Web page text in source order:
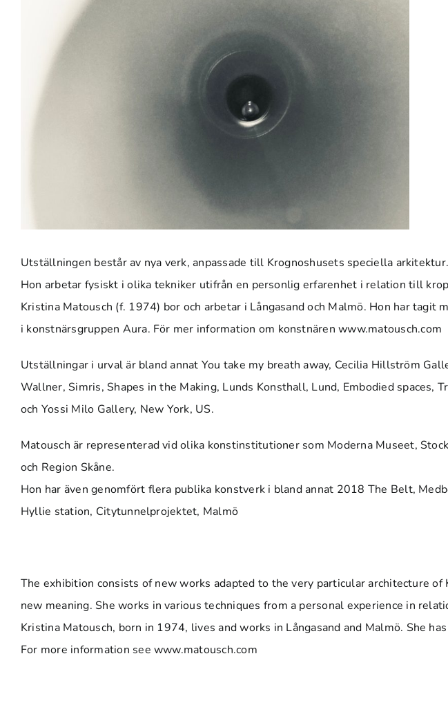
Utställningen består av nya verk, anpassade till Krognoshusets speciella
Hon arbetar fysiskt i olika tekniker utifrån en personlig erfarenhet i relation till
Kristina Matousch (f. 1974) bor och arbetar i Långasand och Malmö. Hon har
i konstnärsgruppen Aura. För mer information om konstnärenwww.matousch.com
Utställningar i urval är bland annat You take my breath away, Cecilia Hillström
Wallner, Simris, Shapes in the Making, Lunds Konsthall, Lund, Embodied spaces,
och Yossi Milo Gallery, New York, US.
Matousch är representerad vid olika konstinstitutioner som Moderna Museet,
och Region Skåne.
Hon har även genomfört flera publika konstverk i bland annat 2018 The Belt,
Hyllie station, Citytunnelprojektet, Malmö
The exhibition consists of new works adapted to the very particular architecture
new meaning. She works in various techniques from a personal experience in
Kristina Matousch, born in 1974, lives and works in Långasand and Malmö. She
For more information seewww.matousch.com